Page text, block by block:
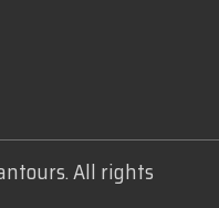
All rights